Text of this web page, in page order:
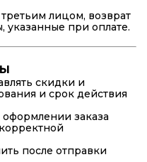
лицом, возврат
указанные при оплате.
скидки и
и срок действия
заказа
после отправки